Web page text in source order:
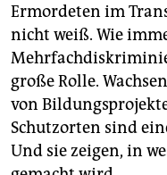
Ermordeten im
nicht weiß. Wie
große Rolle.
von
Schutzorten sind
Und sie zeigen, in